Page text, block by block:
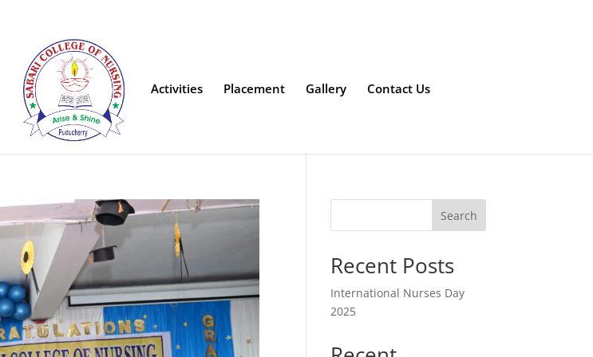
Activities Placement Gallery Contact Us
Search
Recent Posts
International Nurses Day
2025